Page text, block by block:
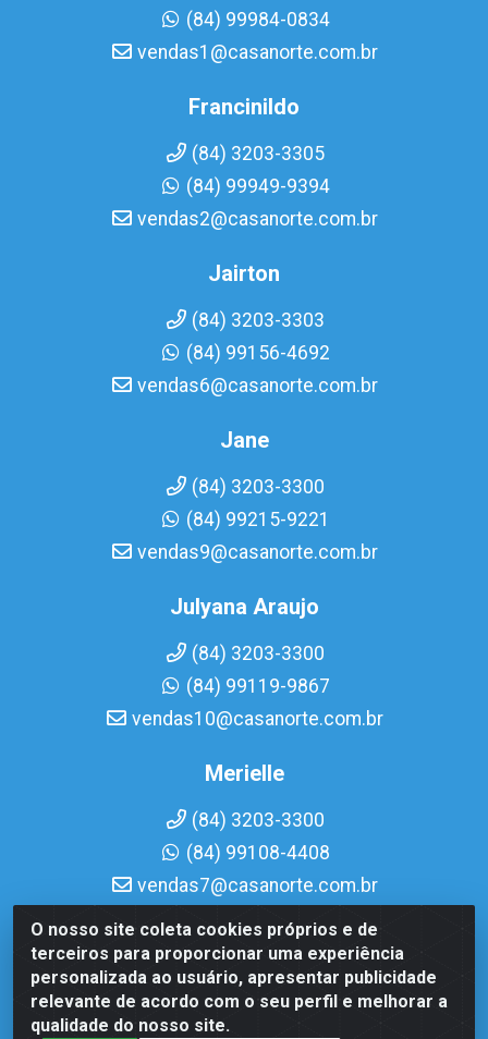
O nosso site coleta cookies próprios e de
terceiros para proporcionar uma experiência
personalizada ao usuário, apresentar publicidade
relevante de acordo com o seu perfil e melhorar a
qualidade do nosso site.
(84) 99984-0834
vendas1@casanorte.com.br
Francinildo
(84) 3203-3305
(84) 99949-9394
vendas2@casanorte.com.br
Jairton
(84) 3203-3303
(84) 99156-4692
vendas6@casanorte.com.br
Jane
(84) 3203-3300
(84) 99215-9221
vendas9@casanorte.com.br
Julyana Araujo
(84) 3203-3300
(84) 99119-9867
vendas10@casanorte.com.br
Merielle
(84) 3203-3300
(84) 99108-4408
vendas7@casanorte.com.br
Casa Norte LTDA - Av. Interventor Mário Câmara, 1815 -
Dix-Sept Rosado, Natal/RN - CEP 59054-600 - CNPJ
08.713.513/0001-51